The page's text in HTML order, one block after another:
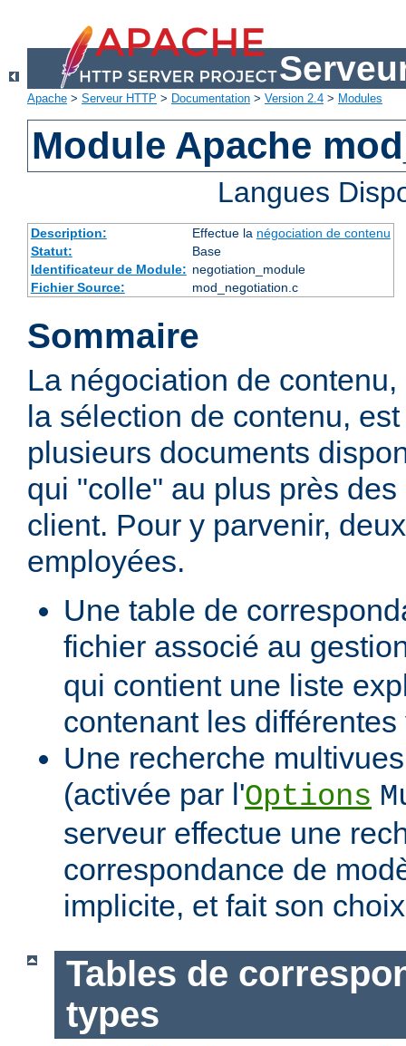
Apache > Serveur HTTP > Documentation > Version 2.4 > Modules
Module Apache
Langues
Description: Effectue la négociation de contenu
Statut:
Base
Identificateur de Module: negotiation_module
Fichier Source:
mod_negotiation.c
Sommaire
La négociation de
la sélection de contenu,
plusieurs documents
qui "colle" au plus près
client. Pour y parvenir,
employées.
Une table de
fichier associé au
qui contient une liste
contenant les
Une recherche
(activée par l'Options
serveur effectue une
correspondance de
implicite, et fait son
Tables de
types